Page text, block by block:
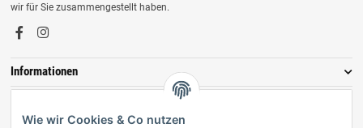
wir für Sie zusammengestellt haben.
Informationen
Wie wir Cookies & Co nutzen